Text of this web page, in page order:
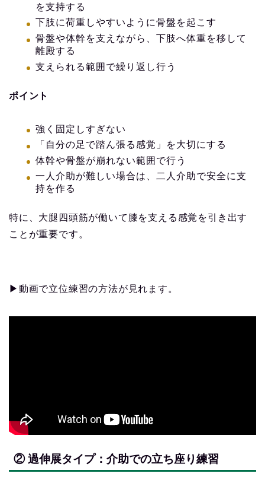
を支持する
下肢に荷重しやすいように骨盤を起こす
骨盤や体幹を支えながら、下肢へ体重を移して
離殿する
支えられる範囲で繰り返し行う
ポイント
強く固定しすぎない
「自分の足で踏ん張る感覚」を大切にする
体幹や骨盤が崩れない範囲で行う
一人介助が難しい場合は、二人介助で安全に支
持を作る
特に、大腿四頭筋が働いて膝を支える感覚を引き出す
ことが重要です。
▶動画で立位練習の方法が見れます。
② 過伸展タイプ：介助での立ち座り練習